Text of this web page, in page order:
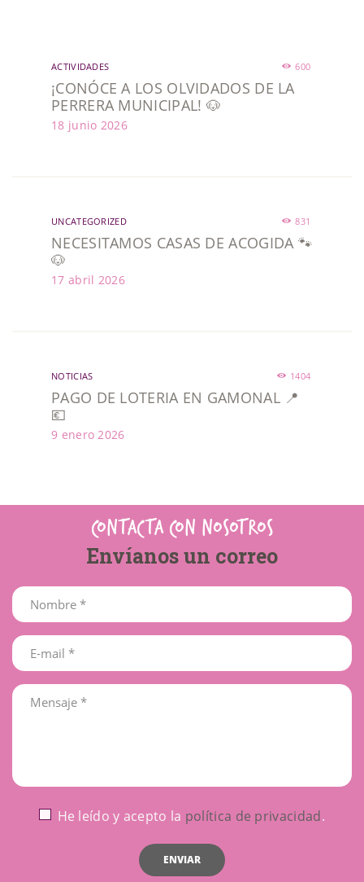
ACTIVIDADES 600
¡CONÓCE A LOS OLVIDADOS DE LA
PERRERA MUNICIPAL! 🐶
18 junio 2026
UNCATEGORIZED 831
NECESITAMOS CASAS DE ACOGIDA 🐾
🐶
17 abril 2026
NOTICIAS 1404
PAGO DE LOTERIA EN GAMONAL 📍
💶
9 enero 2026
CONTACTA CON NOSOTROS
Envíanos un correo
He leído y acepto la política de privacidad.